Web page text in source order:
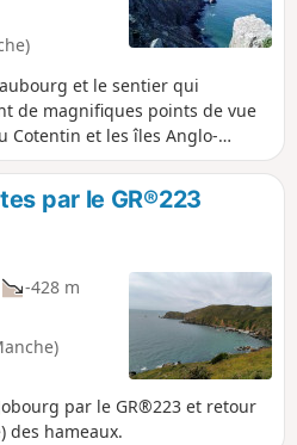
et le sentier qui
de magnifiques points de vue
Cotentin et les îles Anglo-
un superbe parcours sur
traversée du bocage ponctuée
par le GR®223
-428 m
par le GR®223 et retour
des hameaux.